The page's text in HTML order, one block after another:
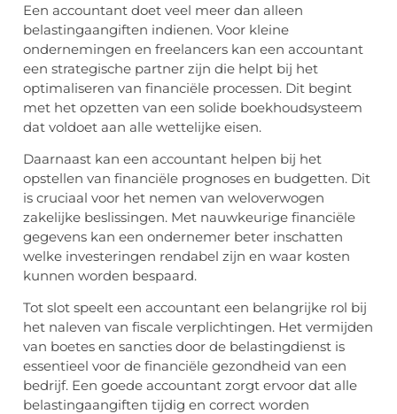
Een accountant doet veel meer dan alleen
belastingaangiften indienen. Voor kleine
ondernemingen en freelancers kan een accountant
een strategische partner zijn die helpt bij het
optimaliseren van financiële processen. Dit begint
met het opzetten van een solide boekhoudsysteem
dat voldoet aan alle wettelijke eisen.
Daarnaast kan een accountant helpen bij het
opstellen van financiële prognoses en budgetten. Dit
is cruciaal voor het nemen van weloverwogen
zakelijke beslissingen. Met nauwkeurige financiële
gegevens kan een ondernemer beter inschatten
welke investeringen rendabel zijn en waar kosten
kunnen worden bespaard.
Tot slot speelt een accountant een belangrijke rol bij
het naleven van fiscale verplichtingen. Het vermijden
van boetes en sancties door de belastingdienst is
essentieel voor de financiële gezondheid van een
bedrijf. Een goede accountant zorgt ervoor dat alle
belastingaangiften tijdig en correct worden